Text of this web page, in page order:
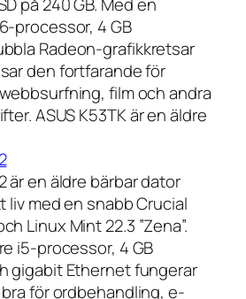
processor, 4 GB
Radeon-grafikkretsar
den fortfarande för
film och andra
ASUS K53TK är en äldre
är en äldre bärbar dator
med en snabb Crucial
Linux Mint 22.3 ”Zena”.
i5-processor, 4 GB
gigabit Ethernet fungerar
för ordbehandling, e-